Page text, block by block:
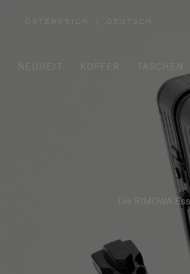
ÖSTERREICH
AUS
DEUTSCH
NEUHEIT KOFFER TASCHEN
Die RIMOWA